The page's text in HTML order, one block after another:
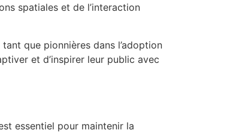
spatiales et de l’interaction
que pionnières dans l’adoption
et d’inspirer leur public avec
essentiel pour maintenir la